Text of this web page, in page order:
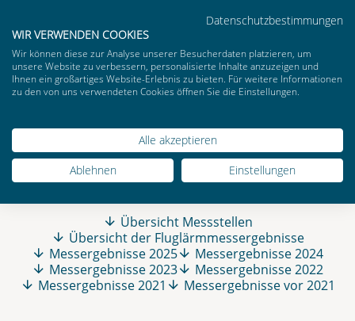
Website durchsuchen
SPRACHE
AKTUELLE
DE MENÜ
MESSSTELLEN &
FLUGLÄRMMESSERGEBNISSE
Übersicht Messstellen
Übersicht der Fluglärmmessergebnisse
Messergebnisse 2025
Messergebnisse 2024
Messergebnisse 2023
Messergebnisse 2022
Messergebnisse 2021
Messergebnisse vor 2021
Datenschutzbestimmungen
WIR VERWENDEN COOKIES
Wir können diese zur Analyse unserer Besucherdaten platzieren, um
unsere Website zu verbessern, personalisierte Inhalte anzuzeigen und
Ihnen ein großartiges Website-Erlebnis zu bieten. Für weitere Informationen
zu den von uns verwendeten Cookies öffnen Sie die Einstellungen.
Alle akzeptieren
Ablehnen
Einstellungen